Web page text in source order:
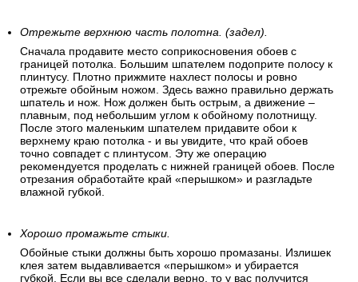
Отрежьте верхнюю часть полотна. (задел).
Сначала продавите место соприкосновения обоев с
границей потолка. Большим шпателем подоприте полосу к
плинтусу. Плотно прижмите нахлест полосы и ровно
отрежьте обойным ножом. Здесь важно правильно держать
шпатель и нож. Нож должен быть острым, а движение –
плавным, под небольшим углом к обойному полотнищу.
После этого маленьким шпателем придавите обои к
верхнему краю потолка - и вы увидите, что край обоев
точно совпадет с плинтусом. Эту же операцию
рекомендуется проделать с нижней границей обоев. После
отрезания обработайте край «перышком» и разгладьте
влажной губкой.
Хорошо промажьте стыки.
Обойные стыки должны быть хорошо промазаны. Излишек
клея затем выдавливается «перышком» и убирается
губкой. Если вы все сделали верно, то у вас получится